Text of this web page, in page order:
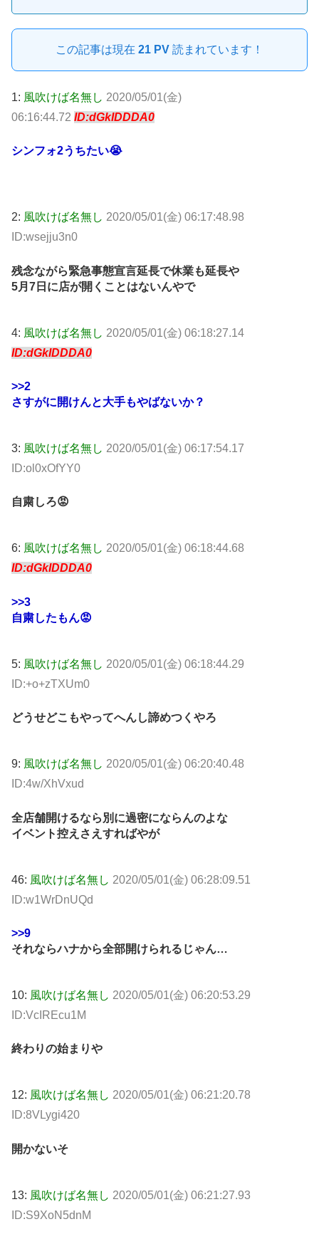
この記事は現在 21 PV 読まれています！
1: 風吹けば名無し 2020/05/01(金)
06:16:44.72 ID:dGkIDDDA0
シンフォ2うちたい😭
2: 風吹けば名無し 2020/05/01(金) 06:17:48.98
ID:wsejju3n0
残念ながら緊急事態宣言延長で休業も延長や
5月7日に店が開くことはないんやで
4: 風吹けば名無し 2020/05/01(金) 06:18:27.14
ID:dGkIDDDA0
>>2
さすがに開けんと大手もやばないか？
3: 風吹けば名無し 2020/05/01(金) 06:17:54.17
ID:ol0xOfYY0
自粛しろ😡
6: 風吹けば名無し 2020/05/01(金) 06:18:44.68
ID:dGkIDDDA0
>>3
自粛したもん😡
5: 風吹けば名無し 2020/05/01(金) 06:18:44.29
ID:+o+zTXUm0
どうせどこもやってへんし諦めつくやろ
9: 風吹けば名無し 2020/05/01(金) 06:20:40.48
ID:4w/XhVxud
全店舗開けるなら別に過密にならんのよな
イベント控えさえすればやが
46: 風吹けば名無し 2020/05/01(金) 06:28:09.51
ID:w1WrDnUQd
>>9
それならハナから全部開けられるじゃん…
10: 風吹けば名無し 2020/05/01(金) 06:20:53.29
ID:VcIREcu1M
終わりの始まりや
12: 風吹けば名無し 2020/05/01(金) 06:21:20.78
ID:8VLygi420
開かないそ
13: 風吹けば名無し 2020/05/01(金) 06:21:27.93
ID:S9XoN5dnM